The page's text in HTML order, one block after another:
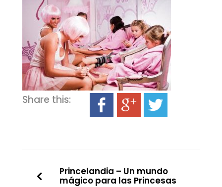
Share this:
Princelandia – Un mundo
mágico para las Princesas